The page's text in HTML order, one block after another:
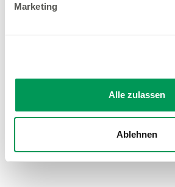
Marketing
Alle zulassen
Ablehnen